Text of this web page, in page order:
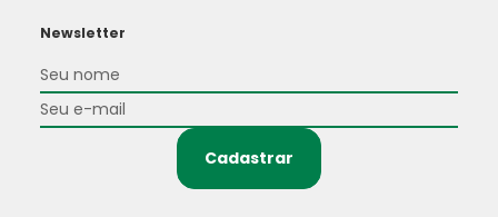
Newsletter
Cadastrar